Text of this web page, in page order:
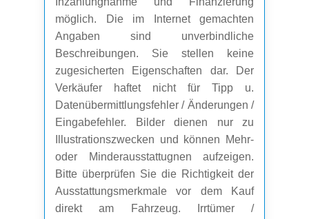
möglich. Die im Internet gemachten
Angaben sind unverbindliche
Beschreibungen. Sie stellen keine
zugesicherten Eigenschaften dar. Der
Verkäufer haftet nicht für Tipp u.
Datenübermittlungsfehler / Änderungen /
Eingabefehler. Bilder dienen nur zu
Illustrationszwecken und können Mehr-
oder Minderausstattugnen aufzeigen.
Bitte überprüfen Sie die Richtigkeit der
Ausstattungsmerkmale vor dem Kauf
direkt am Fahrzeug. Irrtümer /